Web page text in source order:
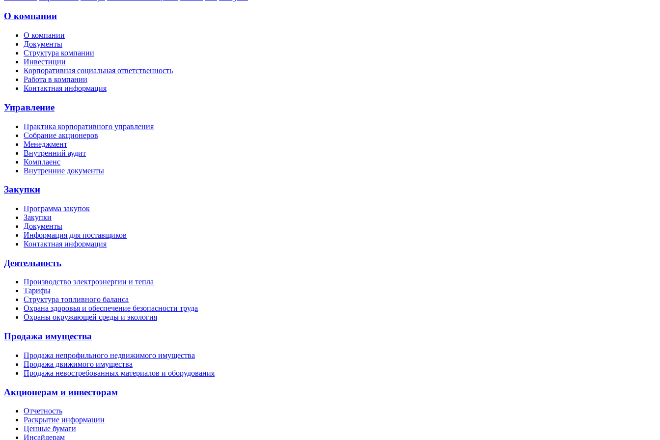
О компании
О компании
Документы
Структура компании
Инвестиции
Корпоративная социальная ответственность
Работа в компании
Контактная информация
Управление
Практика корпоративного управления
Собрание акционеров
Менеджмент
Внутренний аудит
Комплаенс
Внутренние документы
Закупки
Программа закупок
Закупки
Документы
Информация для поставщиков
Контактная информация
Деятельность
Производство электроэнергии и тепла
Тарифы
Структура топливного баланса
Охрана здоровья и обеспечение безопасности труда
Охраны окружающей среды и экология
Продажа имущества
Продажа непрофильного недвижимого имущества
Продажа движимого имущества
Продажа невостребованных материалов и оборудования
Акционерам и инвесторам
Отчетность
Раскрытие информации
Ценные бумаги
Инсайдерам